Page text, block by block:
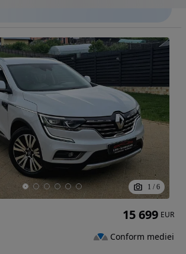
1 / 6
15 699 EUR
Conform mediei